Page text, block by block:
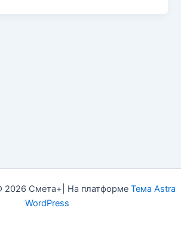
2026 Смета+| На платформе Тема Astra
WordPress